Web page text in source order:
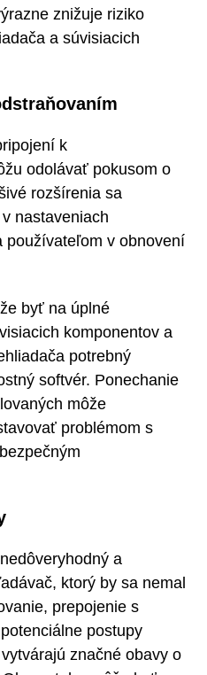
znižuje riziko
a súvisiacich
k
odolávať pokusom o
rozšírenia sa
nastaveniach
používateľom v obnovení
byť na úplné
komponentov a
potrebný
softvér. Ponechanie
môže
problémom s
a
ktorý by sa nemal
prepojenie s
postupy
značné obavy o